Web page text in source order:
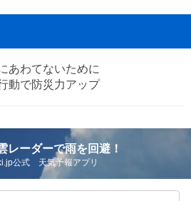
あわてないために
動で防災力アップ
レーダーで雨を回避！
公式 天気予報アプリ